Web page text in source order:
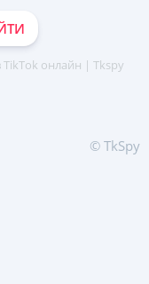
онлайн | Tkspy
© TkSpy